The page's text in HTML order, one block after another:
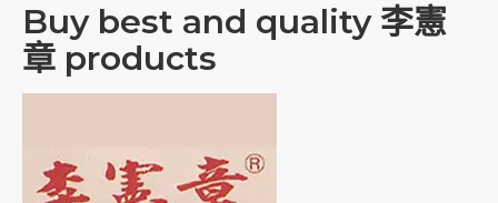
Buy best and quality 李憲
章 products